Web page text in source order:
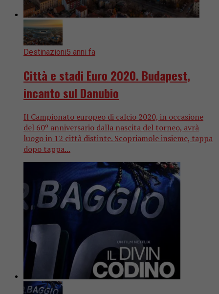
Destinazioni5 anni fa
Città e stadi Euro 2020. Budapest,
incanto sul Danubio
Il Campionato europeo di calcio 2020, in occasione
del 60º anniversario dalla nascita del torneo, avrà
luogo in 12 città distinte. Scopriamole insieme, tappa
dopo tappa...